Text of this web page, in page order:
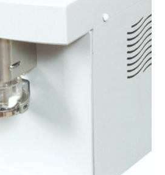
Cihazı (6100)